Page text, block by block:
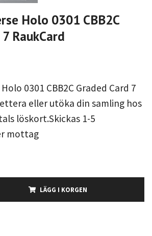
Holo 0301 CBB2C
RaukCard
0301 CBB2C Graded Card 7
eller utöka din samling hos
löskort.Skickas 1-5
mottag
LÄGG I KORGEN